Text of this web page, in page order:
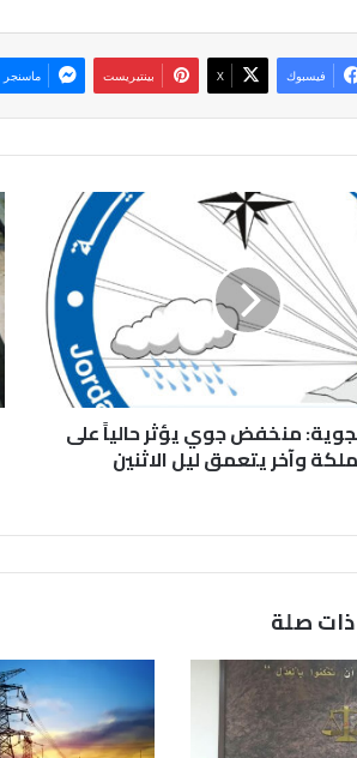
فيسبوك ‫X بينتيريست ماسنجر
منخفض جوي يؤثر حالياً على
وآخر يتعمق ليل الاثنين
ا
ل
ل
ل
ا
ل
صلة